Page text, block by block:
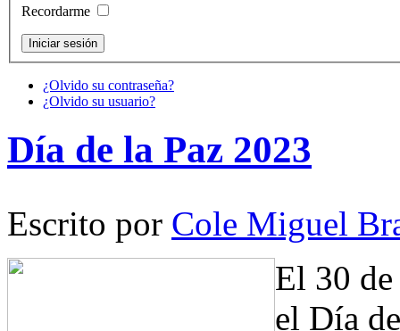
Recordarme
¿Olvido su contraseña?
¿Olvido su usuario?
Día de la Paz 2023
Escrito por Cole Miguel
El 30 de
el Día